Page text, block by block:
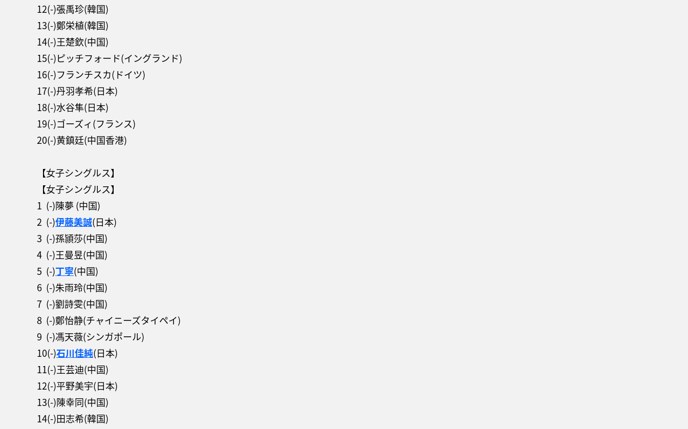
12(-)張禹珍(韓国)
13(-)鄭栄植(韓国)
14(-)王楚欽(中国)
15(-)ピッチフォード(イングランド)
16(-)フランチスカ(ドイツ)
17(-)丹羽孝希(日本)
18(-)水谷隼(日本)
19(-)ゴーズィ(フランス)
20(-)黄鎮廷(中国香港)
【女子シングルス】
【女子シングルス】
1 (-)陳夢 (中国)
2 (-)伊藤美誠(日本)
3 (-)孫頴莎(中国)
4 (-)王曼昱(中国)
5 (-)丁寧(中国)
6 (-)朱雨玲(中国)
7 (-)劉詩雯(中国)
8 (-)鄭怡静(チャイニーズタイペイ)
9 (-)馮天薇(シンガポール)
10(-)石川佳純(日本)
11(-)王芸迪(中国)
12(-)平野美宇(日本)
13(-)陳幸同(中国)
14(-)田志希(韓国)